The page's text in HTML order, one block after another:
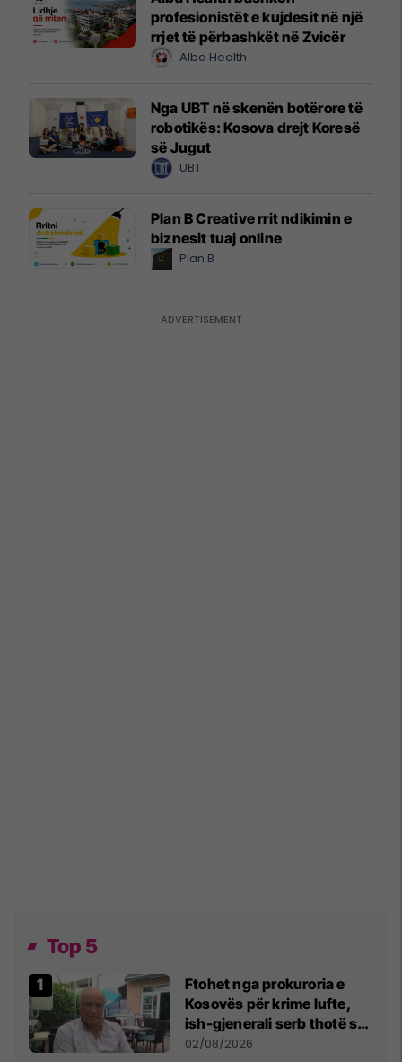
profesionistët e kujdesit në një
rrjet të përbashkët në Zvicër
Alba Health
Nga UBT në skenën botërore të
robotikës: Kosova drejt Koresë
së Jugut
UBT
Plan B Creative rrit ndikimin e
biznesit tuaj online
Plan B
Top 5
Ftohet nga prokuroria e
Kosovës për krime lufte,
ish-gjenerali serb thotë se
dikush e tradhtoi në
02/08/2026